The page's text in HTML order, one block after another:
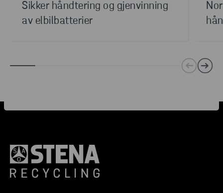
Sikker håndtering og gjenvinning
av elbilbatterier